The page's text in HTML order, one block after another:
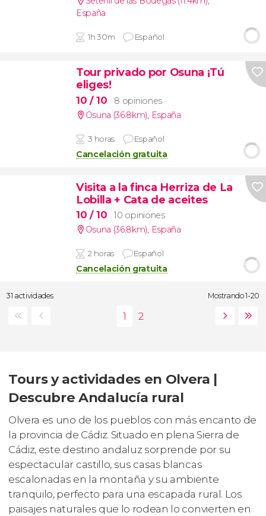
España
1h 30m Español
Tour privado por Osuna ¡Tú
eliges!
10 / 10
8 opiniones
Osuna (36.8km), España
3 horas Español
Cancelación gratuita
Visita a la finca Herriza de La
Lobilla + Cata de aceites
10 / 10
10 opiniones
Osuna (36.8km), España
2 horas Español
Cancelación gratuita
31 actividades Mostrando 1-20
Tours y actividades en Olvera |
Descubre Andalucía rural
Olvera es uno de los pueblos con más encanto de
la provincia de Cádiz. Situado en plena Sierra de
Cádiz, este destino andaluz sorprende por su
espectacular castillo, sus casas blancas
escalonadas en la montaña y su ambiente
tranquilo, perfecto para una escapada rural. Los
paisajes naturales que lo rodean lo convierten en